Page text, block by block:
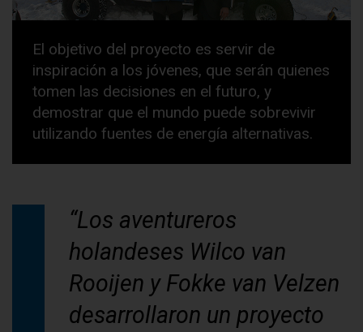
El objetivo del proyecto es servir de
inspiración a los jóvenes, que serán quienes
tomen las decisiones en el futuro, y
demostrar que el mundo puede sobrevivir
utilizando fuentes de energía alternativas.
“Los aventureros
holandeses Wilco van
Rooijen y Fokke van Velzen
desarrollaron un proyecto